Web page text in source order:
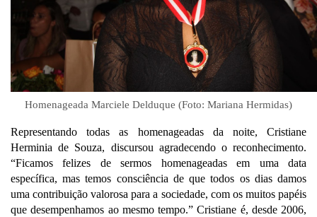
Homenageada Marciele Delduque (Foto: Mariana Hermidas)
Representando todas as homenageadas da noite, Cristiane
Herminia de Souza, discursou agradecendo o reconhecimento.
“Ficamos felizes de sermos homenageadas em uma data
específica, mas temos consciência de que todos os dias damos
uma contribuição valorosa para a sociedade, com os muitos papéis
que desempenhamos ao mesmo tempo.” Cristiane é, desde 2006,